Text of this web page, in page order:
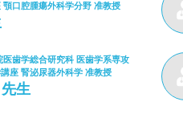
顎口腔腫瘍外科学分野 准教授
医歯学総合研究科 医歯学系専攻
座 腎泌尿器外科学 准教授
生